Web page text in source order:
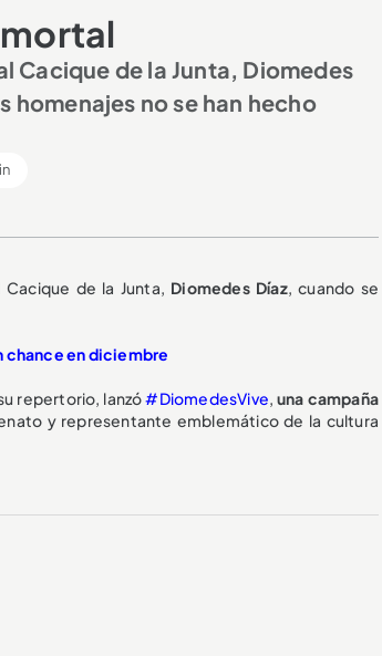
Cacique de la Junta, Diomedes
homenajes no se han hecho
de la Junta, Diomedes Díaz, cuando se
chance en diciembre
repertorio, lanzó#DiomedesVive,una campaña
y representante emblemático de la cultura